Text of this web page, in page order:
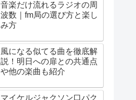
音楽だけ流れるラジオの周
波数｜fm局の選び方と楽し
み方
風になる似てる曲を徹底解
説！明日への扉との共通点
や他の楽曲も紹介
マイケルジャクソン口パク